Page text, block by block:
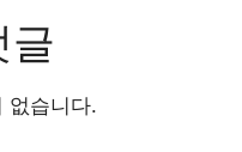
글
없습니다.